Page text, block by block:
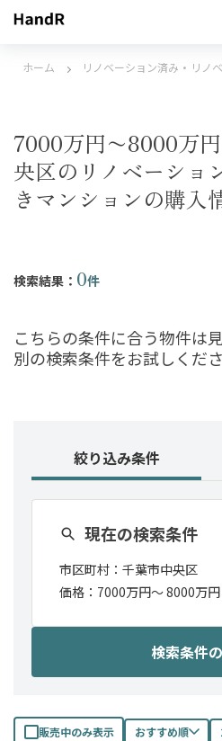
ホーム リノベーション済み・リノ
7000万円〜8000万
央区のリノベーショ
きマンションの購入
検索結果： 0件
こちらの条件に合う物件は
別の検索条件をお試しくださ
絞り込み条件
現在の検索条件
市区町村： 千葉市中央区
価格： 7000万円〜8000万円
検索条件
販売中のみ表示 おすすめ順